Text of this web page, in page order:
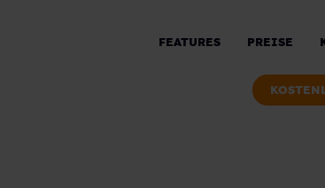
FEATURES PREISE